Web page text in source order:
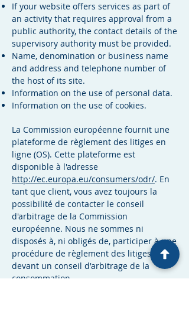
If your website offers services as part of
an activity that requires approval from a
public authority, the contact details of the
supervisory authority must be provided.
Name, denomination or business name
and address and telephone number of
the host of its site.
Information on the use of personal data.
Information on the use of cookies.
La Commission européenne fournit une
plateforme de règlement des litiges en
ligne (OS). Cette plateforme est
disponible à l'adresse
http://ec.europa.eu/consumers/odr/. En
tant que client, vous avez toujours la
possibilité de contacter le conseil
d'arbitrage de la Commission
européenne. Nous ne sommes ni
disposés à, ni obligés de, participer à une
procédure de règlement des litiges
devant un conseil d'arbitrage de la
consommation.